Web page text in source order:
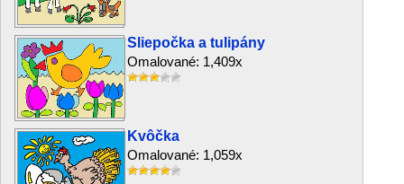
Sliepočka a tulipány
Omalované: 1,409x
Kvôčka
Omalované: 1,059x